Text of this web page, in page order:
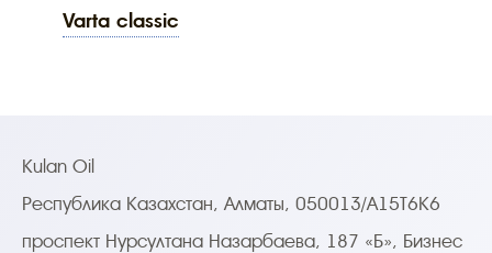
varta classic
Kulan Oil
Республика Казахстан, Алматы, 050013/A15T6K6
проспект Нурсултана Назарбаева, 187 «Б», Бизнес